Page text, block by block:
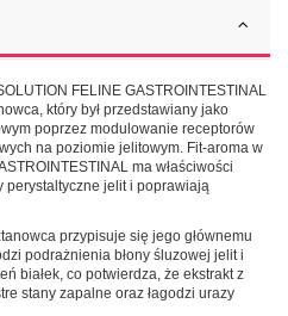
FELINE GASTROINTESTINAL
który był przedstawiany jako
poprzez modulowanie receptorów
na poziomie jelitowym. Fit-aroma w
ma właściwości
perystaltyczne jelit i poprawiają
przypisuje się jego głównemu
podrażnienia błony śluzowej jelit i
białek, co potwierdza, że ekstrakt z
stany zapalne oraz łagodzi urazy